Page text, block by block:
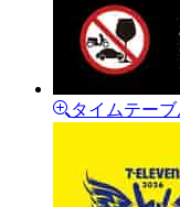
タイムテー